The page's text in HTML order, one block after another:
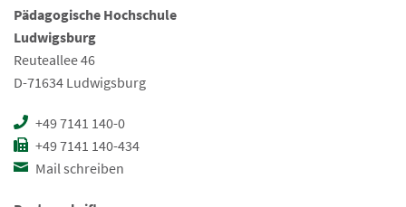
Pädagogische Hochschule
Ludwigsburg
Reuteallee 46
D-71634 Ludwigsburg
+49 7141 140-0
+49 7141 140-434
Mail schreiben